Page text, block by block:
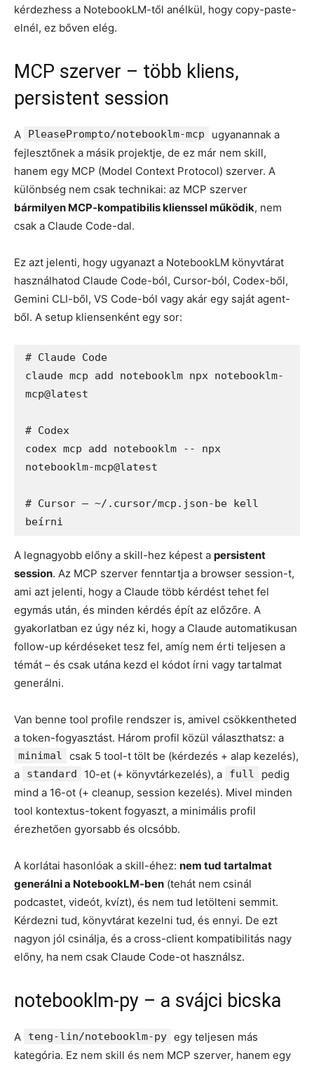
kérdezhess a NotebookLM-től anélkül, hogy copy-paste-
elnél, ez bőven elég.
MCP szerver – több kliens,
persistent session
A PleasePrompto/notebooklm-mcp
ugyanannak a
fejlesztőnek a másik projektje, de ez már nem skill,
hanem egy MCP (Model Context Protocol) szerver. A
különbség nem csak technikai: az MCP szerver
bármilyen MCP-kompatibilis klienssel működik, nem
csak a Claude Code-dal.
Ez azt jelenti, hogy ugyanazt a NotebookLM könyvtárat
használhatod Claude Code-ból, Cursor-ból, Codex-ből,
Gemini CLI-ből, VS Code-ból vagy akár egy saját agent-
ből. A setup kliensenként egy sor:
# Claude Code
claude mcp add notebooklm npx notebooklm-
mcp@latest
# Codex
codex mcp add notebooklm -- npx
notebooklm-mcp@latest
# Cursor – ~/.cursor/mcp.json-be kell
A legnagyobb előny a skill-hez képest a persistent
session. Az MCP szerver fenntartja a browser session-t,
ami azt jelenti, hogy a Claude több kérdést tehet fel
egymás után, és minden kérdés épít az előzőre. A
gyakorlatban ez úgy néz ki, hogy a Claude automatikusan
follow-up kérdéseket tesz fel, amíg nem érti teljesen a
témát – és csak utána kezd el kódot írni vagy tartalmat
generálni.
Van benne tool profile rendszer is, amivel csökkentheted
a token-fogyasztást. Három profil közül választhatsz: a
minimal
csak 5 tool-t tölt be (kérdezés + alap kezelés),
a
standard 10-et (+ könyvtárkezelés), a full
pedig
mind a 16-ot (+ cleanup, session kezelés). Mivel minden
tool kontextus-tokent fogyaszt, a minimális profil
érezhetően gyorsabb és olcsóbb.
A korlátai hasonlóak a skill-éhez: nem tud tartalmat
generálni a NotebookLM-ben (tehát nem csinál
podcastet, videót, kvízt), és nem tud letölteni semmit.
Kérdezni tud, könyvtárat kezelni tud, és ennyi. De ezt
nagyon jól csinálja, és a cross-client kompatibilitás nagy
előny, ha nem csak Claude Code-ot használsz.
notebooklm-py – a svájci bicska
A teng-lin/notebooklm-py egy teljesen más
kategória. Ez nem skill és nem MCP szerver, hanem egy